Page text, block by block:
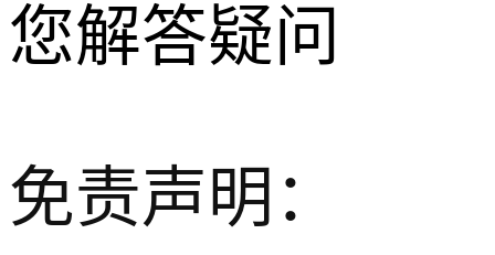
您解答疑问
免责声明：